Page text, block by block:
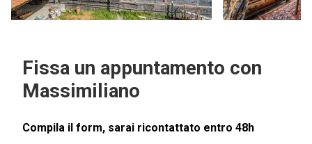
Fissa un appuntamento con
Massimiliano
Compila il form, sarai ricontattato entro 48h